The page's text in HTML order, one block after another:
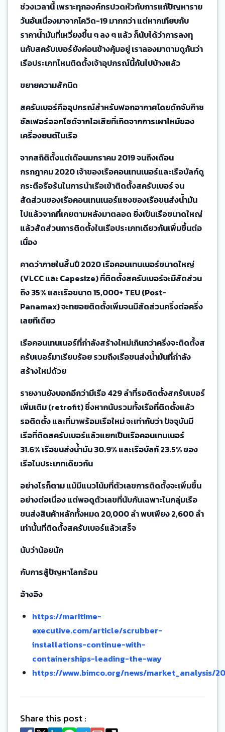
ช่วงเวลานี้ เพราะทุกองค์กรปวดหัวกับการแก้ปัญหาราย
วันอันเนื่องมาจากโควิด-19 มากกว่า แต่หากเทียบกับ
ราคาน้ำมันที่เหวี่ยงขึ้น ๆ ลง ๆ แล้ว ก็นับได้ว่าการลงทุ
นกับสครับเบอร์ยังค่อนข้างคุ้มอยู่ เราลองมาตามดูกันว่า
เรือประเภทไหนติดตั้งเจ้าอุปกรณ์นี้กันไปบ้างแล้ว
ขยายความสักนิด
สครับเบอร์คืออุปกรณ์สำหรับฟอกอากาศโดยดักจับก๊าซ
ซัลเฟอร์ออกไซด์จากไอเสียที่เกิดจากการเผาไหม้ของ
เครื่องยนต์ในเรือ
จากสถิติตั้งแต่เดือนมกราคม 2019 จนถึงเดือน
กรกฎาคม 2020 เจ้าของเรือคอนเทนเนอร์และเรือบัลก์ดู
กระตือรือร้นในการนำเรือเข้าติดตั้งสครับเบอร์ จน
สัดส่วนของเรือคอนเทนเนอร์แซงของเรือขนส่งน้ำมัน
ไปแล้วจากที่เคยตามหลังมาตลอด ยิ่งเป็นเรือขนาดใหญ่
แล้วสัดส่วนการติดตั้งในเรือประเภทเดียวกันเพิ่มขึ้นต่อ
เนื่อง
คาดว่าภายในสิ้นปี 2020 เรือคอนเทนเนอร์ขนาดใหญ่
(VLCC และ Capesize) ที่ติดตั้งสครับเบอร์จะมีสัดส่วน
ถึง 35% และเรือขนาด 15,000+ TEU (Post-
Panamax) จะทยอยติดตั้งเพิ่มจนมีสัดส่วนครึ่งต่อครึ่ง
เลยทีเดียว
เรือคอนเทนเนอร์ที่กำลังสร้างใหม่เกินกว่าครึ่งจะติดตั้งส
ครับเบอร์มาเรียบร้อย รวมถึงเรือขนส่งน้ำมันที่กำลัง
สร้างใหม่ด้วย
รายงานยังบอกอีกว่ามีเรือ 429 ลำที่รอติดตั้งสครับเบอร์
เพิ่มเติม (retrofit) ซึ่งหากนับรวมทั้งเรือที่ติดตั้งแล้ว
รอติดตั้ง และที่มาพร้อมเรือใหม่ จะเท่ากับว่า ปัจจุบันมี
เรือที่ติดสครับเบอร์แล้วแยกเป็นเรือคอนเทนเนอร์
31.6% เรือขนส่งน้ำมัน 30.9% และเรือบัลก์ 23.5% ของ
เรือในประเภทเดียวกัน
อย่างไรก็ตาม แม้มีแนวโน้มที่ตัวเลขการติดตั้งจะเพิ่มขึ้น
อย่างต่อเนื่อง แต่พอดูตัวเลขที่นับกันเฉพาะในกลุ่มเรือ
ขนส่งสินค้าหลักทั้งหมด 20,000 ลำ พบเพียง 2,600 ลำ
เท่านั้นที่ติดตั้งสครับเบอร์แล้วเสร็จ
นับว่าน้อยนัก
กับการสู้ปัญหาโลกร้อน
อ้างอิง
https://maritime-
executive.com/article/scrubber-
installations-continue-with-
containerships-leading-the-way
https://www.bimco.org/news/market_analysis/
Share this post :